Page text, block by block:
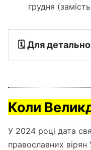
грудня
🗓️ Для
Календар.
Коли
У 2024 році дата
православних